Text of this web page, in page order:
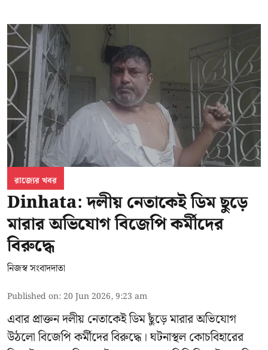
রাজ্যের খবর
Dinhata: দলীয় নেতাকেই ডিম ছুড়ে
মারার অভিযোগ বিজেপি কর্মীদের
বিরুদ্ধে
নিজস্ব সংবাদদাতা
Published on: 20 Jun 2026, 9:23 am
এবার প্রাক্তন দলীয় নেতাকেই ডিম ছুঁড়ে মারার অভিযোগ
উঠলো বিজেপি কর্মীদের বিরুদ্ধে। ঘটনাস্থল কোচবিহারের